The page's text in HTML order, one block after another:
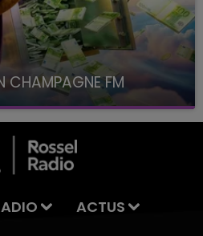
CHAMPAGNE FM
FM, à 8H10
ACTUS